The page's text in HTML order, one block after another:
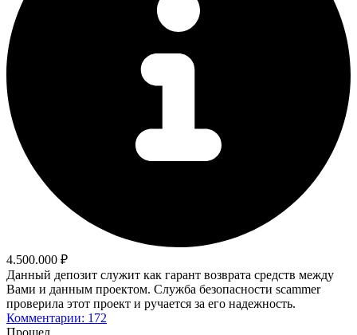
4.500.000 ₽
Данный депозит служит как гарант возврата средств между
Вами и данным проектом. Служба безопасности scammer
проверила этот проект и ручается за его надежность.
Комментарии: 172
Прошел